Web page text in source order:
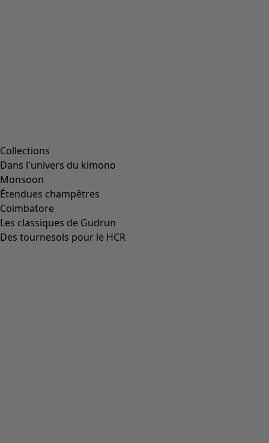
Collections
Dans l'univers du kimono
Monsoon
Étendues champêtres
Coimbatore
Les classiques de Gudrun
Des tournesols pour le HCR